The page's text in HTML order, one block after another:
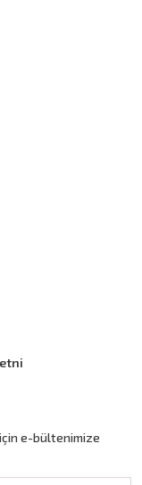
e-bültenimize